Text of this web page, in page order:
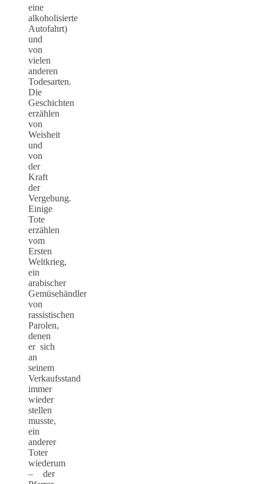
eine
alkoholisierte
Autofahrt)
und
von
vielen
anderen
Todesarten.
Die
Geschichten
erzählen
von
Weisheit
und
von
der
Kraft
der
Vergebung.
Einige
Tote
erzählen
vom
Ersten
Weltkrieg,
ein
arabischer
Gemüsehändler
von
rassistischen
Parolen,
denen
er sich
an
seinem
Verkaufsstand
immer
wieder
stellen
musste,
ein
anderer
Toter
wiederum
– der